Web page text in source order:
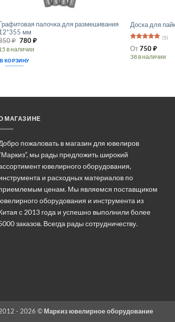
палочка для размешивания
мм
₽ Первоначальная
цена
составляла
850 ₽.
780₽Текущая
в наличии
В КОРЗИНУ
Доска для
Оценка 5
из 5
(5)
От750₽
38 в наличии
несколько
на
МАГАЗИНЕ
пожаловать в магазин для ювелиров
мы рады предложить широкий
ювелирного оборудования,
и расходных материалов по
ценам. Мы являемся поставщиком
оборудования и инструмента из
с 2013 года и успешно выполнили более
заказов. Всегда рады сотрудничеству.
- 2026 © Маркиз ювелирное оборудование